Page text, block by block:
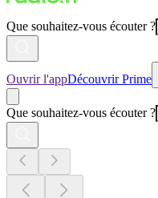
Que souhaitez-vous écouter ?
Ouvrir l'appDécouvrir Prime
Que souhaitez-vous écouter ?